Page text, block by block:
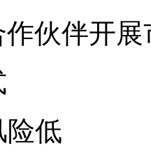
伙伴开
险低